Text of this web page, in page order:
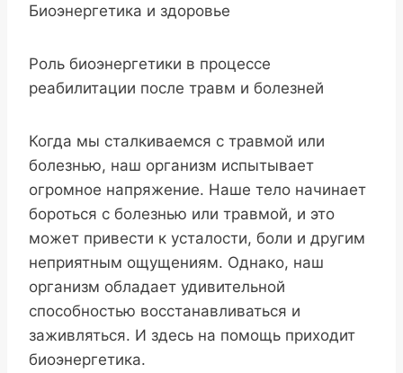
Биоэнергетика и здоровье
Роль биоэнергетики в процессе
реабилитации после травм и болезней
Когда мы сталкиваемся с травмой или
болезнью, наш организм испытывает
огромное напряжение. Наше тело начинает
бороться с болезнью или травмой, и это
может привести к усталости, боли и другим
неприятным ощущениям. Однако, наш
организм обладает удивительной
способностью восстанавливаться и
заживляться. И здесь на помощь приходит
биоэнергетика.